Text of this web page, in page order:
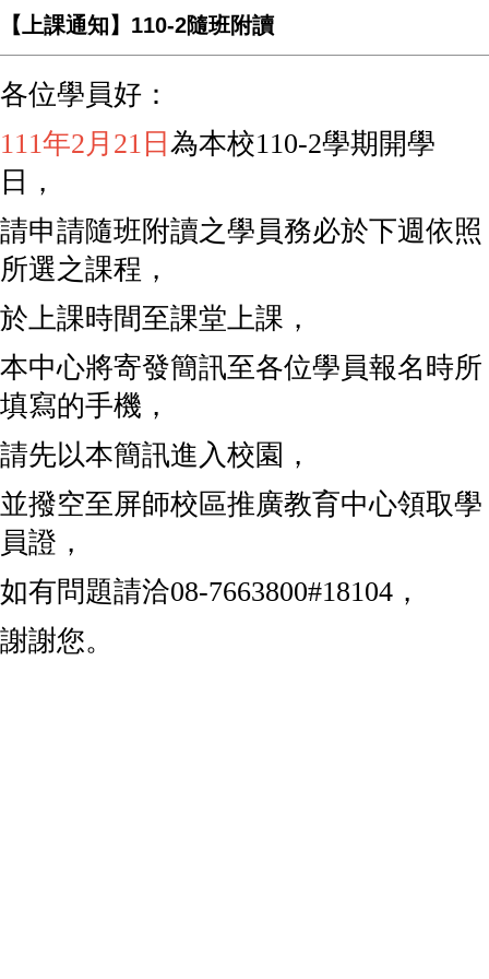
【上課通知】110-2隨班附讀
各位學員好：
111年2月21日 為本校110-2學期開學
日，
請申請隨班附讀之學員務必於下週依照
所選之課程，
於上課時間至課堂上課，
本中心將寄發簡訊至各位學員報名時所
填寫的手機，
請先以本簡訊進入校園，
並撥空至屏師校區推廣教育中心領取學
員證，
如有問題請洽08-7663800#18104，
謝謝您。